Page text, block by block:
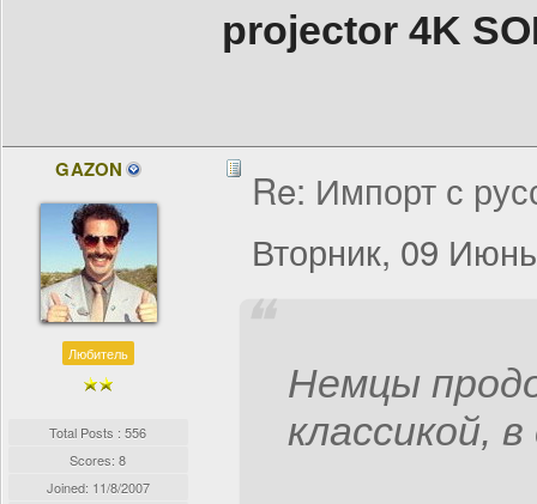
projector 4K
GAZON
Любитель
Total Posts : 556
Scores: 8
Joined: 11/8/2007
Re: Импорт с
Вторник, 09
Немцы
классикой,